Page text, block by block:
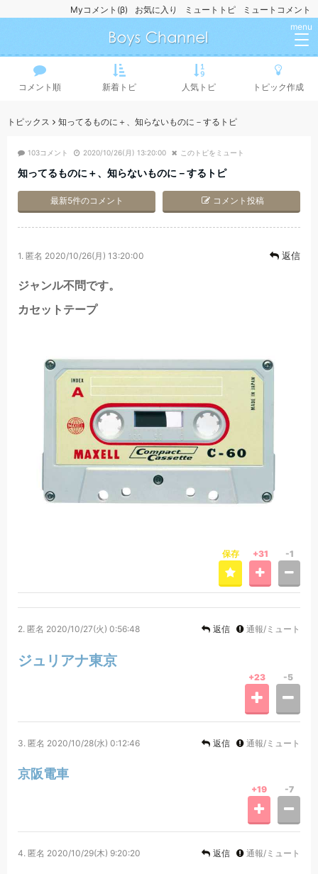
ミュートコメント
ミュートトピ
お気に入り
Myコメント(β)
menu
コメント順 新着トピ 人気トピ トピック作成
トピックス 知ってるものに＋、知らないものに－するトピ
103コメント 2020/10/26(月) 13:20:00 このトピをミュート
知ってるものに＋、知らないものに－するトピ
コメント投稿
最新5件のコメント
1. 匿名 2020/10/26(月) 13:20:00 返信
ジャンル不問です。
カセットテープ
保存 +31 -1
2. 匿名 2020/10/27(火) 0:56:48 返信 通報/ミュート
ジュリアナ東京
+23 -5
3. 匿名 2020/10/28(水) 0:12:46 返信 通報/ミュート
京阪電車
+19 -7
4. 匿名 2020/10/29(木) 9:20:20 返信 通報/ミュート